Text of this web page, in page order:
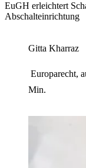
EuGH erleichtert
Abschalteinrichtung
Gitta Kharraz
Europarecht,
Min.